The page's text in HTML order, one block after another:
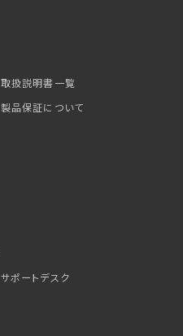
取扱説明書一覧
製品保証について
サポートデスク